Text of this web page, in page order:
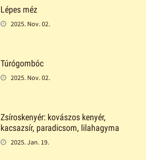
Lépes méz
2025. Nov. 02.
Túrógombóc
2025. Nov. 02.
Zsíroskenyér: kovászos kenyér,
kacsazsír, paradicsom, lilahagyma
2025. Jan. 19.